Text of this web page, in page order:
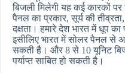
बिजली मिलेगी यह कई कारकों
पैनल का प्रकार, सूर्य की
दक्षता। हमारे देश भारत में धूप का
इसीलिए भारत में सोलर पैनल से
सकती है। और 8 से 10 यूनिट
पर्याप्त साबित हो सकती है।